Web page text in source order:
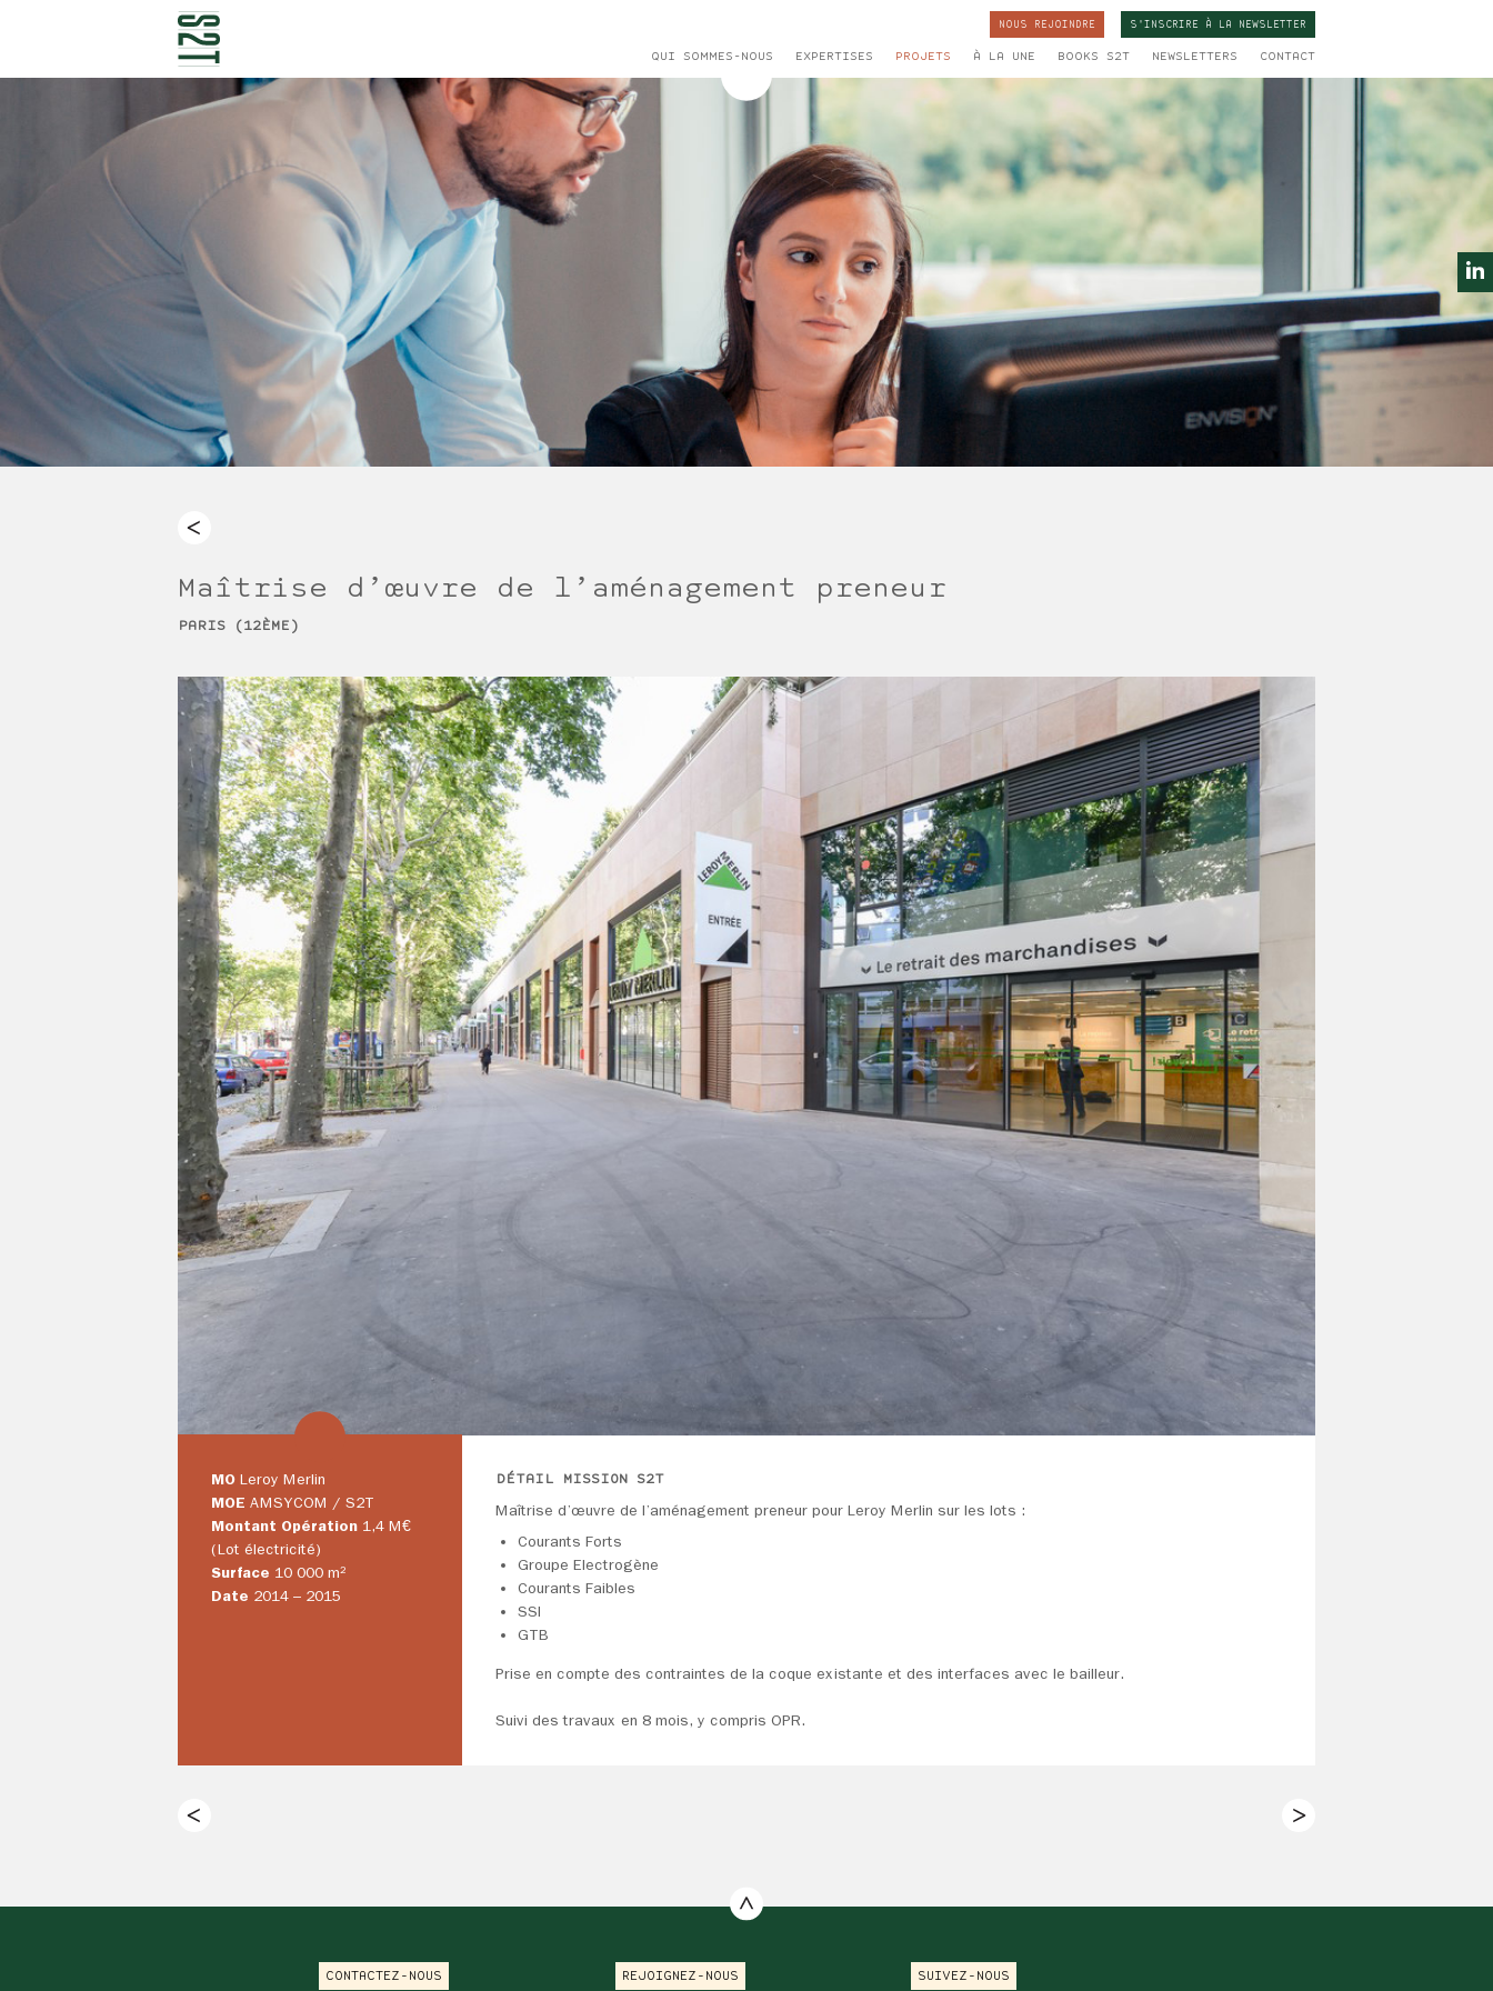
NOUS REJOINDRE S'INSCRIRE À LA NEWSLETTER
QUI SOMMES-NOUS EXPERTISES PROJETS À LA UNE BOOKS S2T NEWSLETTERS CONTACT
Maîtrise d’œuvre de l’aménagement preneur
PARIS (12ÈME)
MO Leroy Merlin
MOE AMSYCOM / S2T
Montant Opération 1,4 M€
(Lot électricité)
Surface 10 000 m²
Date 2014 – 2015
DÉTAIL MISSION S2T
Maîtrise d’œuvre de l’aménagement preneur pour Leroy Merlin sur les lots :
Courants Forts
Groupe Electrogène
Courants Faibles
SSI
GTB
Prise en compte des contraintes de la coque existante et des interfaces avec le bailleur.
Suivi des travaux en 8 mois, y compris OPR.
CONTACTEZ-NOUS REJOIGNEZ-NOUS SUIVEZ-NOUS